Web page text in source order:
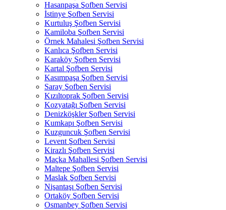
Hasanpaşa Şofben Servisi
İstinye Şofben Servisi
Kurtuluş Şofben Servisi
Kamiloba Şofben Servisi
Örnek Mahalesi Şofben Servisi
Kanlıca Şofben Servisi
Karaköy Şofben Servisi
Kartal Şofben Servisi
Kasımpaşa Şofben Servisi
Saray Şofben Servisi
Kızıltoprak Şofben Servisi
Kozyatağı Şofben Servisi
Denizköşkler Şofben Servisi
Kumkapı Şofben Servisi
Kuzguncuk Şofben Servisi
Levent Şofben Servisi
Kirazlı Şofben Servisi
Maçka Mahallesi Şofben Servisi
Maltepe Şofben Servisi
Maslak Şofben Servisi
Nişantaşı Şofben Servisi
Ortaköy Şofben Servisi
Osmanbey Şofben Servisi